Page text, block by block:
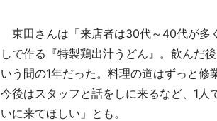
東田さんは「来店者は30代～40代が多
しで作る『特製鶏出汁うどん』。飲んだ
いう間の1年だった。料理の道はずっと
今後はスタッフと話をしに来るなど、1
いに来てほしい」とも。